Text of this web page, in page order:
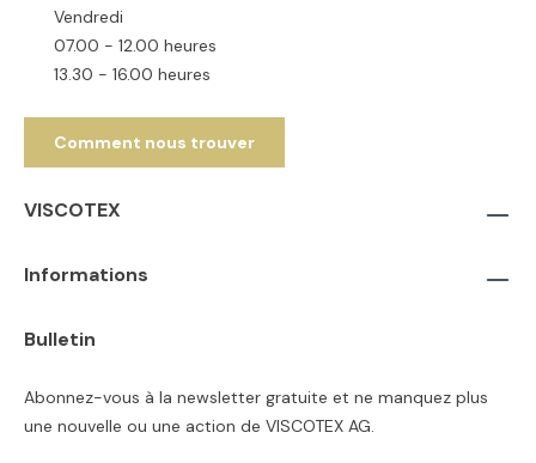
Vendredi
07.00 - 12.00 heures
13.30 - 16.00 heures
Comment nous trouver
VISCOTEX
Informations
Bulletin
Abonnez-vous à la newsletter gratuite et ne manquez plus
une nouvelle ou une action de VISCOTEX AG.